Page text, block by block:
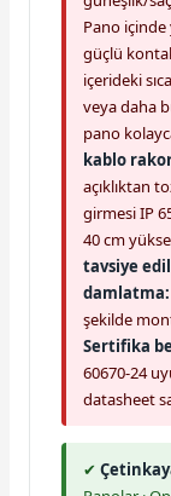
Pano içinde
güçlü
içerideki
veya daha
pano
kablo
açıklıktan
girmesi IP
40 cm
tavsiye
damlatma:
şekilde
Sertifika
60670-24
datasheet
✔